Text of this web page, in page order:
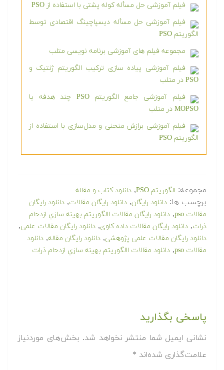
فیلم آموزشی حل مسأله کوله پشتی با استفاده از PSO
فیلم آموزشی حل مسأله دیسپاچینگ اقتصادی توسط
الگوریتم PSO
مجموعه فیلم های آموزشی برنامه نویسی متلب
فیلم آموزشی پیاده سازی ترکیب الگوریتم ژنتیک و
PSO در متلب
فیلم آموزشی جامع الگوریتم PSO چند هدفه یا
MOPSO در متلب
فیلم آموزشی برازش منحنی و مدل‌سازی با استفاده از
الگوریتم PSO
مجموعه: الگوریتم PSO , دانلود کتاب و مقاله
برچسب ها: دانلود رایگان, دانلود رایگان مقالات, دانلود رایگان
مقالات pso
, دانلود رایگان مقالات االگوریتم بهینه سازي ازدحام
ذرات, دانلود رایگان مقالات داده کاوی, دانلود رایگان مقالات علمی,
دانلود رایگان مقالات علمی پژوهشی, دانلود رایگان مقاله, دانلود
مقالات pso
, دانلود مقالات االگوریتم بهینه سازي ازدحام ذرات
پاسخی بگذارید
نشانی ایمیل شما منتشر نخواهد شد. بخش‌های موردنیاز
علامت‌گذاری شده‌اند *